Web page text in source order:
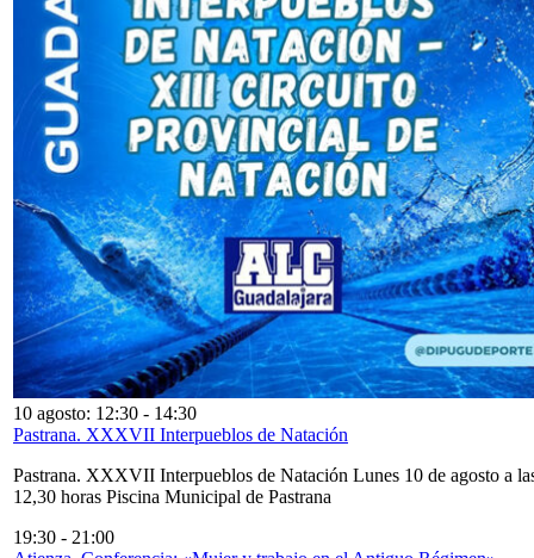
10 agosto: 12:30 - 14:30
Pastrana. XXXVII Interpueblos de Natación
Pastrana. XXXVII Interpueblos de Natación Lunes 10 de agosto a
12,30 horas Piscina Municipal de Pastrana
19:30 - 21:00